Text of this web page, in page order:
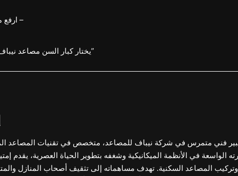
“ارفع منزلك، ارفع سعادتك –
يختار كبار السن مصاعد نيباف المنزلية لراحة البال”
فني متمرس في شركة نيباف للمصاعد، متخصص في تقنيات المصاعد
الواسعة في الأنظمة الميكانيكية وشغفه بتطوير الحياة العصرية، يقدم
المصاعد السكنية. تهدف مساهماته إلى تثقيف أصحاب المنازل